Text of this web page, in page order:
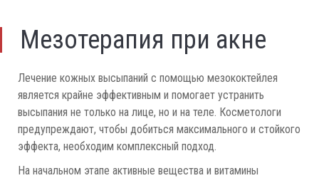
Мезотерапия при акне
Лечение кожных высыпаний с помощью мезококтейлея
является крайне эффективным и помогает устранить
высыпания не только на лице, но и на теле. Косметологи
предупреждают, чтобы добиться максимального и стойкого
эффекта, необходим комплексный подход.
На начальном этапе активные вещества и витамины